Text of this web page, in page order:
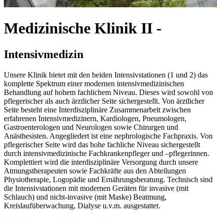
Medizinische Klinik II -
Intensivmedizin
Unsere Klinik bietet mit den beiden Intensivstationen (1 und 2) das
komplette Spektrum einer modernen intensivmedizinischen
Behandlung auf hohem fachlichem Niveau. Dieses wird sowohl von
pflegerischer als auch ärztlicher Seite sichergestellt. Von ärztlicher
Seite besteht eine Interdisziplinäre Zusammenarbeit zwischen
erfahrenen Intensivmedizinern, Kardiologen, Pneumologen,
Gastroenterologen und Neurologen sowie Chirurgen und
Anästhesisten. Angegliedert ist eine nephrologische Fachpraxis. Von
pflegerischer Seite wird das hohe fachliche Niveau sichergestellt
durch intensivmedizinische Fachkrankenpfleger und –pflegerinnen.
Komplettiert wird die interdisziplinäre Versorgung durch unsere
Atmungstherapeuten sowie Fachkräfte aus den Abteilungen
Physiotherapie, Logopädie und Ernährungsberatung. Technisch sind
die Intensivstationen mit modernen Geräten für invasive (mit
Schlauch) und nicht-invasive (mit Maske) Beatmung,
Kreislaufüberwachung, Dialyse u.v.m. ausgestattet.